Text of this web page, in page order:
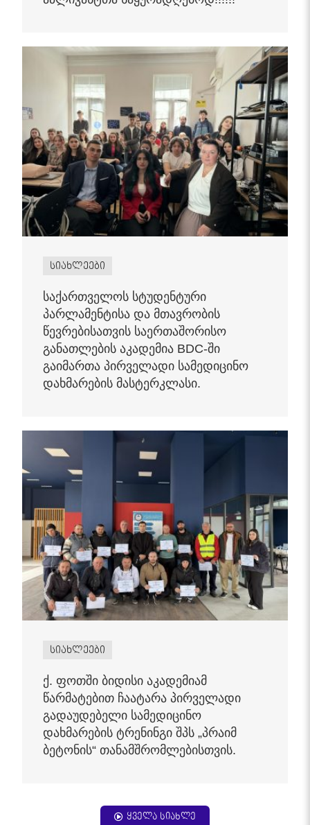
სიახლეები
საქართველოს სტუდენტური
პარლამენტისა და მთავრობის
წევრებისათვის საერთაშორისო
განათლების აკადემია BDC-ში
გაიმართა პირველადი სამედიცინო
დახმარების მასტერკლასი.
სიახლეები
ქ. ფოთში ბიდისი აკადემიამ
წარმატებით ჩაატარა პირველადი
გადაუდებელი სამედიცინო
დახმარების ტრენინგი შპს „პრაიმ
ბეტონის“ თანამშრომლებისთვის.
ყველა სიახლე